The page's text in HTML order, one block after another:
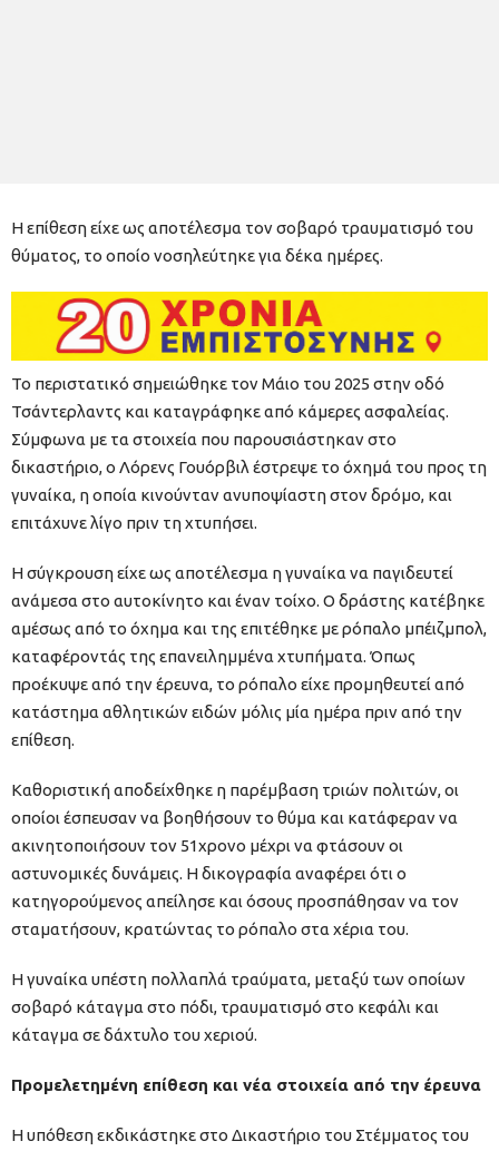
Η επίθεση είχε ως αποτέλεσμα τον σοβαρό τραυματισμό του
θύματος, το οποίο νοσηλεύτηκε για δέκα ημέρες.
Το περιστατικό σημειώθηκε τον Μάιο του 2025 στην οδό
Τσάντερλαντς και καταγράφηκε από κάμερες ασφαλείας.
Σύμφωνα με τα στοιχεία που παρουσιάστηκαν στο
δικαστήριο, ο Λόρενς Γουόρβιλ έστρεψε το όχημά του προς τη
γυναίκα, η οποία κινούνταν ανυποψίαστη στον δρόμο, και
επιτάχυνε λίγο πριν τη χτυπήσει.
Η σύγκρουση είχε ως αποτέλεσμα η γυναίκα να παγιδευτεί
ανάμεσα στο αυτοκίνητο και έναν τοίχο. Ο δράστης κατέβηκε
αμέσως από το όχημα και της επιτέθηκε με ρόπαλο μπέιζμπολ,
καταφέροντάς της επανειλημμένα χτυπήματα. Όπως
προέκυψε από την έρευνα, το ρόπαλο είχε προμηθευτεί από
κατάστημα αθλητικών ειδών μόλις μία ημέρα πριν από την
επίθεση.
Καθοριστική αποδείχθηκε η παρέμβαση τριών πολιτών, οι
οποίοι έσπευσαν να βοηθήσουν το θύμα και κατάφεραν να
ακινητοποιήσουν τον 51χρονο μέχρι να φτάσουν οι
αστυνομικές δυνάμεις. Η δικογραφία αναφέρει ότι ο
κατηγορούμενος απείλησε και όσους προσπάθησαν να τον
σταματήσουν, κρατώντας το ρόπαλο στα χέρια του.
Η γυναίκα υπέστη πολλαπλά τραύματα, μεταξύ των οποίων
σοβαρό κάταγμα στο πόδι, τραυματισμό στο κεφάλι και
κάταγμα σε δάχτυλο του χεριού.
Προμελετημένη επίθεση και νέα στοιχεία από την έρευνα
Η υπόθεση εκδικάστηκε στο Δικαστήριο του Στέμματος του